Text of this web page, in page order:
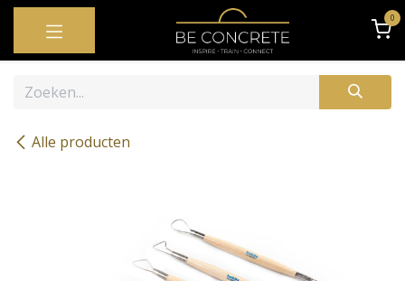
OVERSLAAN NAAR INHOUD 0
Alle producten